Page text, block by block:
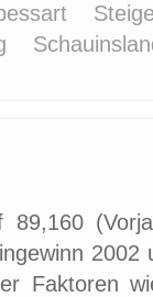
Faktoren